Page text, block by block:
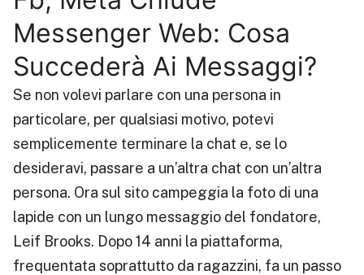
Messenger Web: Cosa
Succederà Ai Messaggi?
Se non volevi parlare con una persona in
particolare, per qualsiasi motivo, potevi
semplicemente terminare la chat e, se lo
desideravi, passare a un’altra chat con un’altra
persona. Ora sul sito campeggia la foto di una
lapide con un lungo messaggio del fondatore,
Leif Brooks. Dopo 14 anni la piattaforma,
frequentata soprattutto da ragazzini, fa un passo